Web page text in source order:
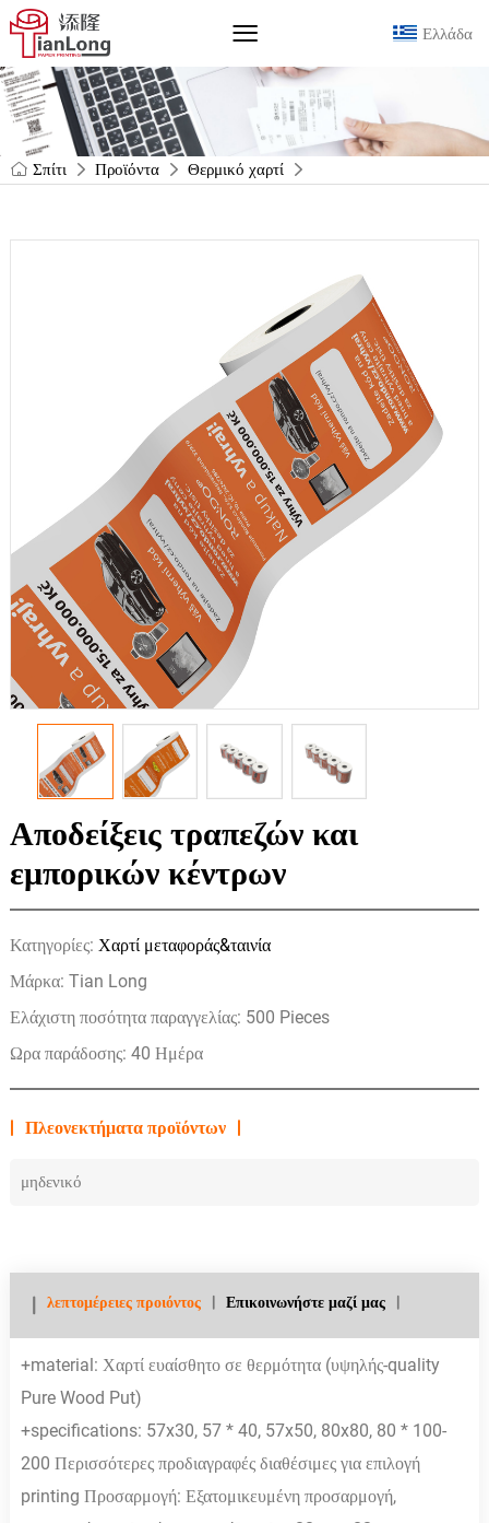
Ελλάδα
Σπίτι Προϊόντα Θερμικό χαρτί
Αποδείξεις τραπεζών και
εμπορικών κέντρων
Κατηγορίες: Χαρτί μεταφοράς&ταινία
Μάρκα: Tian Long
Ελάχιστη ποσότητα παραγγελίας: 500 Pieces
Ωρα παράδοσης: 40 Ημέρα
Πλεονεκτήματα προϊόντων
μηδενικό
λεπτομέρειες προιόντος Επικοινωνήστε μαζί μας
+material: Χαρτί ευαίσθητο σε θερμότητα (υψηλής-quality
Pure Wood Put)
+specifications: 57x30, 57 * 40, 57x50, 80x80, 80 * 100-
200 Περισσότερες προδιαγραφές διαθέσιμες για επιλογή
printing Προσαρμογή: Εξατομικευμένη προσαρμογή,